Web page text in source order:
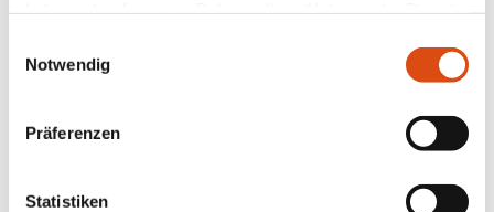
Notwendig
Präferenzen
Statistiken